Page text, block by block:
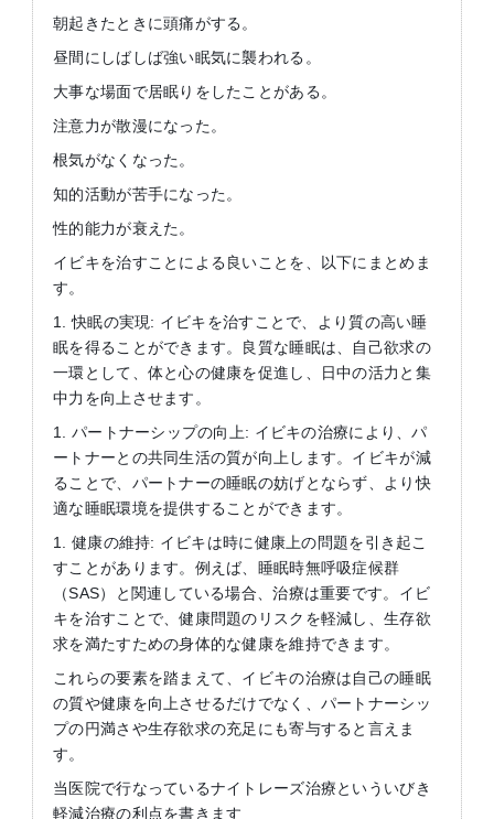
朝起きたときに頭痛がする。
昼間にしばしば強い眠気に襲われる。
大事な場面で居眠りをしたことがある。
注意力が散漫になった。
根気がなくなった。
知的活動が苦手になった。
性的能力が衰えた。
イビキを治すことによる良いことを、以下にまとめま
す。
1. 快眠の実現: イビキを治すことで、より質の高い睡
眠を得ることができます。良質な睡眠は、自己欲求の
一環として、体と心の健康を促進し、日中の活力と集
中力を向上させます。
1. パートナーシップの向上: イビキの治療により、パ
ートナーとの共同生活の質が向上します。イビキが減
ることで、パートナーの睡眠の妨げとならず、より快
適な睡眠環境を提供することができます。
1. 健康の維持: イビキは時に健康上の問題を引き起こ
すことがあります。例えば、睡眠時無呼吸症候群
（SAS）と関連している場合、治療は重要です。イビ
キを治すことで、健康問題のリスクを軽減し、生存欲
求を満たすための身体的な健康を維持できます。
これらの要素を踏まえて、イビキの治療は自己の睡眠
の質や健康を向上させるだけでなく、パートナーシッ
プの円満さや生存欲求の充足にも寄与すると言えま
す。
当医院で行なっているナイトレーズ治療といういびき
軽減治療の利点を書きます